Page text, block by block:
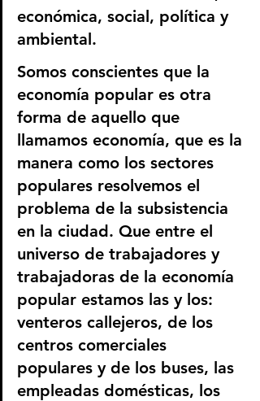
económica, social, política y
ambiental.
Somos conscientes que la
economía popular es otra
forma de aquello que
llamamos economía, que es la
manera como los sectores
populares resolvemos el
problema de la subsistencia
en la ciudad. Que entre el
universo de trabajadores y
trabajadoras de la economía
popular estamos las y los:
venteros callejeros, de los
centros comerciales
populares y de los buses, las
empleadas domésticas, los